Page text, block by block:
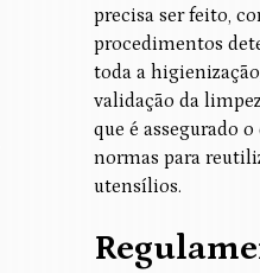
precisa ser feito,
procedimentos
toda a
validação da
que é assegurado
normas para
utensílios.